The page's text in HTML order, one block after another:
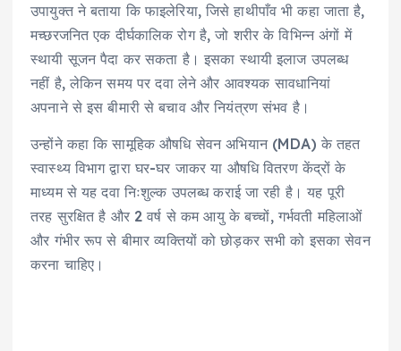
उपायुक्त ने बताया कि फाइलेरिया, जिसे हाथीपाँव भी कहा जाता है,
मच्छरजनित एक दीर्घकालिक रोग है, जो शरीर के विभिन्न अंगों में
स्थायी सूजन पैदा कर सकता है। इसका स्थायी इलाज उपलब्ध
नहीं है, लेकिन समय पर दवा लेने और आवश्यक सावधानियां
अपनाने से इस बीमारी से बचाव और नियंत्रण संभव है।
उन्होंने कहा कि सामूहिक औषधि सेवन अभियान (MDA) के तहत
स्वास्थ्य विभाग द्वारा घर-घर जाकर या औषधि वितरण केंद्रों के
माध्यम से यह दवा निःशुल्क उपलब्ध कराई जा रही है। यह पूरी
तरह सुरक्षित है और 2 वर्ष से कम आयु के बच्चों, गर्भवती महिलाओं
और गंभीर रूप से बीमार व्यक्तियों को छोड़कर सभी को इसका सेवन
करना चाहिए।